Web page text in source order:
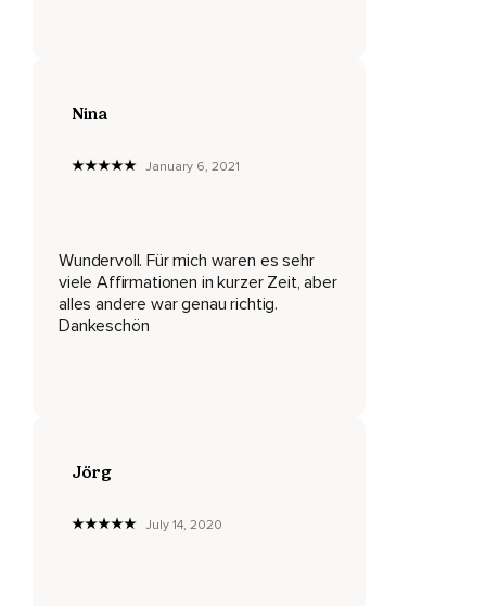
Du schaust dich liebevoll an mit dem Wissen,
unglaublich stolz auf dich sein darfst.
Du siehst einen Menschen vor dir,
Der auch schon viel durchgemacht hat,
Dass du viel mehr bist,
Als du manchmal denkst,
Nina
January 6, 2021
Wundervoll. Für mich waren es sehr
viele Affirmationen in kurzer Zeit, aber
alles andere war genau richtig.
Dankeschön
Jörg
July 14, 2020